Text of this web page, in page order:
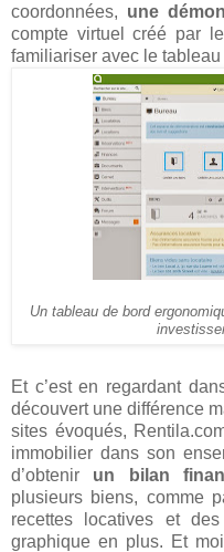
coordonnées, une
compte virtuel créé par
familiariser avec le tableau
Un tableau de bord
Et c’est en regardant
découvert une différence
sites évoqués,
immobilier dans son
d’obtenir un bilan
plusieurs biens, comme
recettes locatives et
graphique en plus. Et